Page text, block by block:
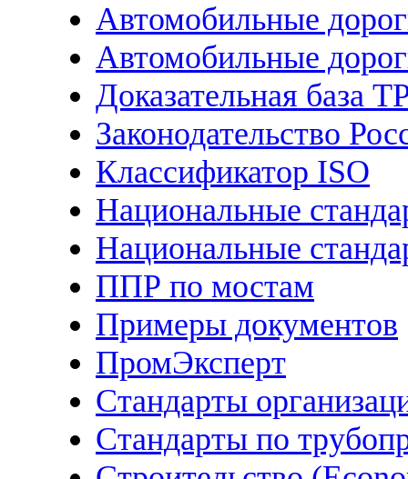
Автомобильные
Автомобильные
Доказательная база
Законодательство
Классификатор ISO
Национальные
Национальные
ППР по мостам
Примеры документов
ПромЭксперт
Стандарты
Стандарты по